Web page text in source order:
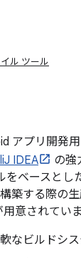
ル ツール
アプリ開発
IDEA
の強
をベースとし
築する際の
意されていま
なビルドシ